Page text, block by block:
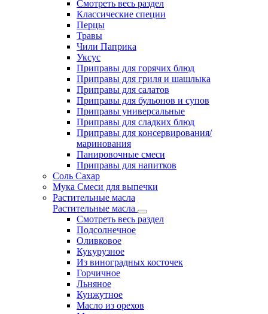
Смотреть весь раздел
Классические специи
Перцы
Травы
Чили Паприка
Уксус
Приправы для горячих блюд
Приправы для гриля и шашлыка
Приправы для салатов
Приправы для бульонов и супов
Приправы универсальные
Приправы для сладких блюд
Приправы для консервирования/
маринования
Панировочные смеси
Приправы для напитков
Соль Сахар
Мука Смеси для выпечки
Растительные масла
Растительные масла
Смотреть весь раздел
Подсолнечное
Оливковое
Кукурузное
Из виноградных косточек
Горчичное
Льняное
Кунжутное
Масло из орехов